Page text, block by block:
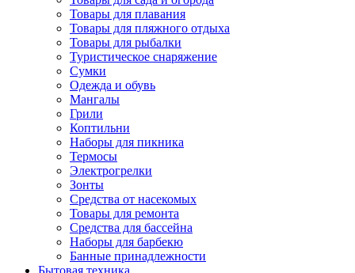
Товары для плавания
Товары для пляжного отдыха
Товары для рыбалки
Туристическое снаряжение
Сумки
Одежда и обувь
Мангалы
Грили
Коптильни
Наборы для пикника
Термосы
Электрогрелки
Зонты
Средства от насекомых
Товары для ремонта
Средства для бассейна
Наборы для барбекю
Банные принадлежности
Бытовая техника